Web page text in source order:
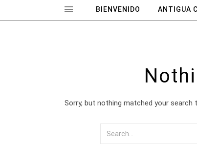
BIENVENIDO ANTIGUA
Sorry, but nothing matched your